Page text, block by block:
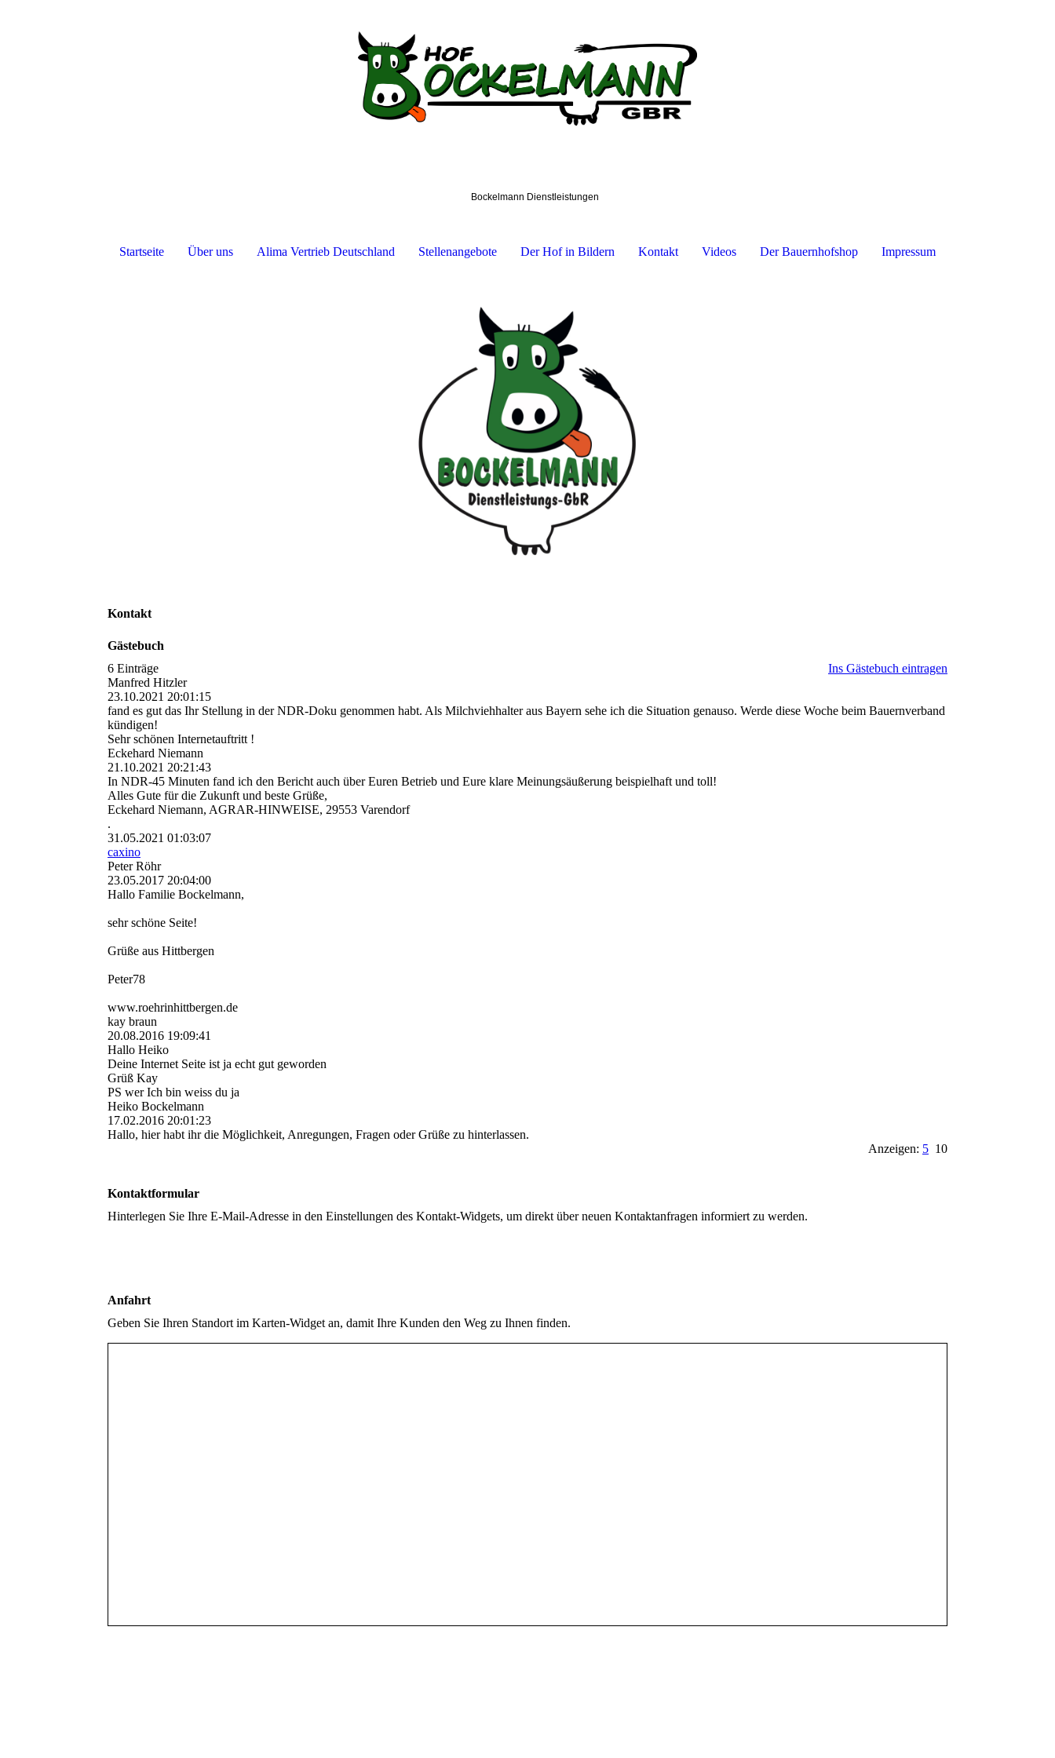
Bockelmann Dienstleistungen
Startseite Über uns Alima Vertrieb Deutschland Stellenangebote Der Hof in Bildern Kontakt Videos Der Bauernhofshop Impressum
Kontakt
Gästebuch
6 Einträge
Ins Gästebuch eintragen
Manfred Hitzler
23.10.2021 20:01:15
fand es gut das Ihr Stellung in der NDR-Doku genommen habt. Als Milchviehhalter aus Bayern sehe ich die Situation genauso. Werde diese Woche beim Bauernverband
kündigen!
Sehr schönen Internetauftritt !
Eckehard Niemann
21.10.2021 20:21:43
In NDR-45 Minuten fand ich den Bericht auch über Euren Betrieb und Eure klare Meinungsäußerung beispielhaft und toll!
Alles Gute für die Zukunft und beste Grüße,
Eckehard Niemann, AGRAR-HINWEISE, 29553 Varendorf
.
31.05.2021 01:03:07
caxino
Peter Röhr
23.05.2017 20:04:00
Hallo Familie Bockelmann,
sehr schöne Seite!
Grüße aus Hittbergen
Peter78
www.­roehrinhittbergen.­de
kay braun
20.08.2016 19:09:41
Hallo Heiko
Deine Internet Seite ist ja echt gut geworden
Grüß Kay
PS wer Ich bin weiss du ja
Heiko Bockelmann
17.02.2016 20:01:23
Hallo, hier habt ihr die Möglichkeit, Anregungen, Fragen oder Grüße zu hinterlassen.
Anzeigen: 5 10
Kontaktformular
Hinterlegen Sie Ihre E-Mail-Adresse in den Einstellungen des Kontakt-Widgets, um direkt über neuen Kontaktanfragen informiert zu werden.
Anfahrt
Geben Sie Ihren Standort im Karten-Widget an, damit Ihre Kunden den Weg zu Ihnen finden.